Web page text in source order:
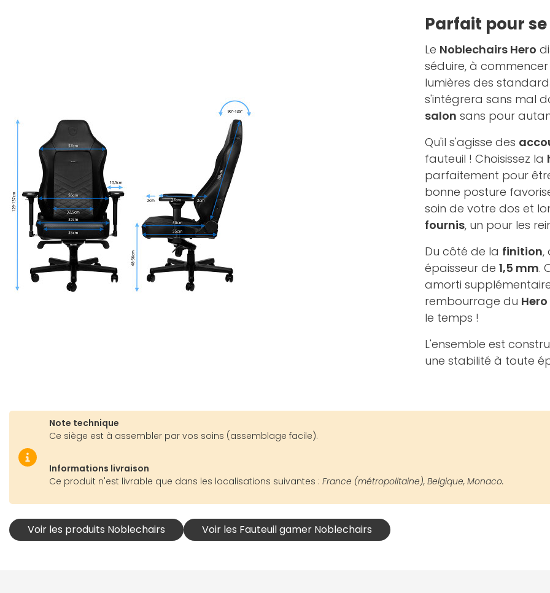
Parfait pour
Le Noblechairs Hero
séduire, à
lumières des
s'intégrera sans mal
salon sans pour
Qu'il s'agisse des
fauteuil ! Choisissez la
parfaitement pour
bonne posture
soin de votre dos et
fournis, un pour les
Du côté de la finition,
épaisseur de 1,5 mm.
amorti
rembourrage du Hero
le temps !
L'ensemble est
une stabilité à toute
Note technique
Ce siège est à assembler par vos soins (assemblage facile).
Informations livraison
Ce produit n'est livrable que dans les localisations suivantes : France (métropolitaine), Belgique, Monaco.
Voir les produits Noblechairs Voir les Fauteuil gamer Noblechairs